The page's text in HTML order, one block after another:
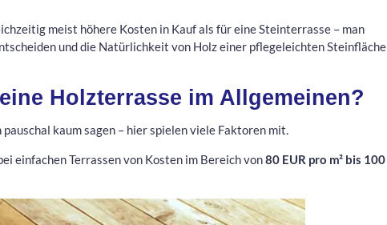
meist höhere Kosten in Kauf als für eine Steinterrasse – man
und die Natürlichkeit von Holz einer pflegeleichten Steinfläche
Holzterrasse im Allgemeinen?
pauschal kaum sagen – hier spielen viele Faktoren mit.
einfachen Terrassen von Kosten im Bereich von80 EUR pro m² bis 100